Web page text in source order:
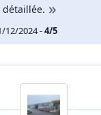
12/2024 -4/5